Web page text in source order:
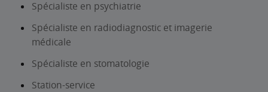
Spécialiste en psychiatrie
Spécialiste en radiodiagnostic et imagerie
médicale
Spécialiste en stomatologie
Station-service